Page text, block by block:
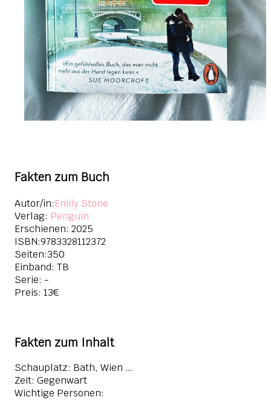
Fakten zum Buch
Autor/in:Emily Stone
Verlag: Penguin
Erschienen: 2025
ISBN:9783328112372
Seiten:350
Einband: TB
Serie: -
Preis: 13€
Fakten zum Inhalt
Schauplatz: Bath, Wien …
Zeit: Gegenwart
Wichtige Personen: